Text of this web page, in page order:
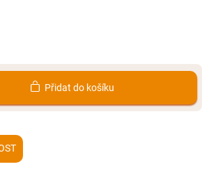
Přidat do košíku